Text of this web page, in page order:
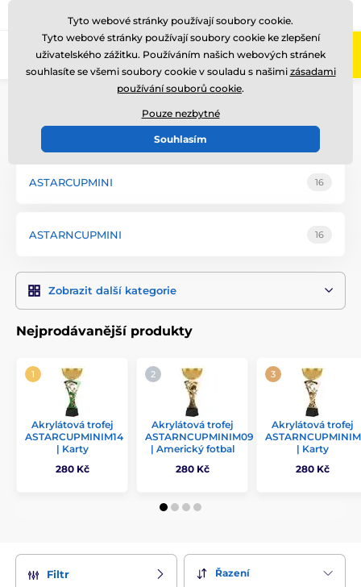
Zavolejte nám (Po-Pá 8-17)
ASTARCUPMINI
ASTARCUPMINI 16
ASTARNCUPMINI 16
Zobrazit další kategorie
Nejprodávanější produkty
Akrylátová trofej
ASTARCUPMINIM14
| Karty
280 Kč
Akrylátová trofej
ASTARNCUPMINIM09
| Americký fotbal
280 Kč
Akrylátová trofej
| Karty
280 Kč
Filtr Řazení
Tyto webové stránky používají soubory cookie.
Tyto webové stránky používají soubory cookie ke zlepšení
uživatelského zážitku. Používáním našich webových stránek
souhlasíte se všemi soubory cookie v souladu s našimi zásadami
používání souborů cookie.
Pouze nezbytné
Souhlasím